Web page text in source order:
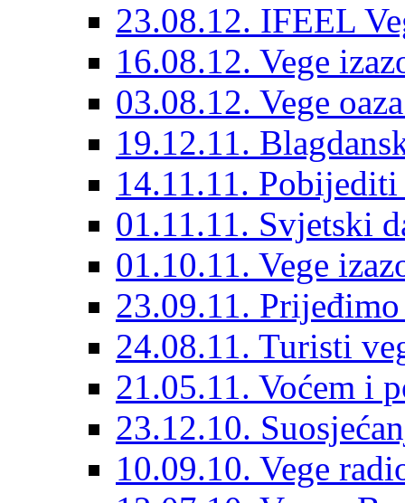
23.08.12. IFEEL
16.08.12. Vege
03.08.12. Vege
19.12.11.
14.11.11.
01.11.11. Svjetski
01.10.11. Vege
23.09.11.
24.08.11. Turisti
21.05.11. Voćem i
23.12.10.
10.09.10. Vege